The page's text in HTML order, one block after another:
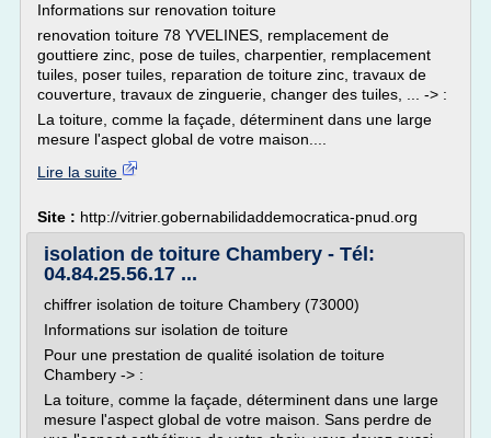
Informations sur renovation toiture
renovation toiture 78 YVELINES, remplacement de
gouttiere zinc, pose de tuiles, charpentier, remplacement
tuiles, poser tuiles, reparation de toiture zinc, travaux de
couverture, travaux de zinguerie, changer des tuiles, ... -> :
La toiture, comme la façade, déterminent dans une large
mesure l'aspect global de votre maison....
Lire la suite
Site : http://vitrier.gobernabilidaddemocratica-pnud.org
isolation de toiture Chambery - Tél:
04.84.25.56.17 ...
chiffrer isolation de toiture Chambery (73000)
Informations sur isolation de toiture
Pour une prestation de qualité isolation de toiture
Chambery -> :
La toiture, comme la façade, déterminent dans une large
mesure l'aspect global de votre maison. Sans perdre de